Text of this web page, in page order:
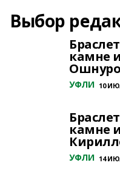
Выбор
камне
УФЛИ 10
камне
УФЛИ 14